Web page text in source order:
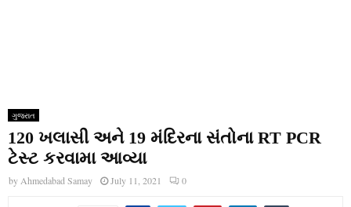
ગુજરાત
120 ખલાસી અને 19 મંદિરના સંતોના RT PCR
ટેસ્ટ કરવામા આવ્યા
by Ahmedabad Samay July 11, 2021 0